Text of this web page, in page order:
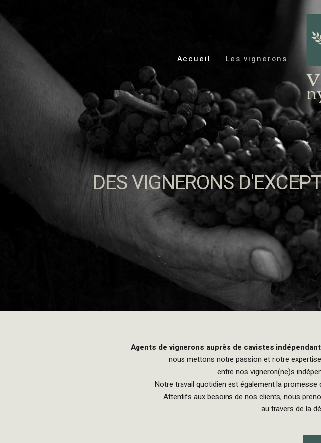
Accueil Les vignerons
UNE
Agents de vignerons auprès de cavistes
nous mettons notre passion et notre
entre nos vigneron(ne)s
Notre travail quotidien est également la
Attentifs aux besoins de nos clients, nous
au travers de la